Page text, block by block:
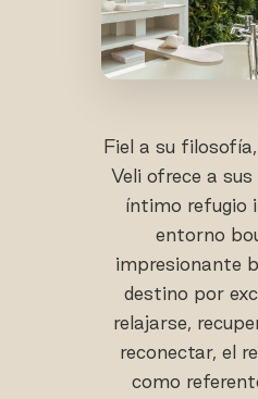
Fiel a su
Veli ofrece a sus
íntimo refugio
entorno
impresionante
destino por
relajarse,
reconectar, el
como